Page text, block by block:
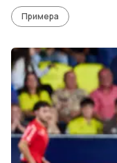
Примера